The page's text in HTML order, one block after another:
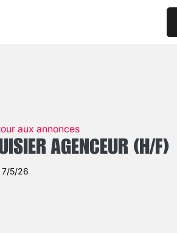
aux annonces
AGENCEUR (H/F)
7/5/26